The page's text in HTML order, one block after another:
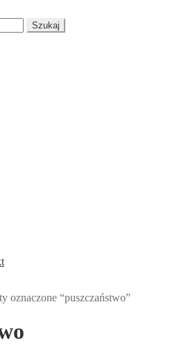
Szukaj
oznaczone “puszczaństwo”